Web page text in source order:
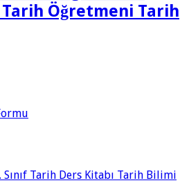
Öğretmeni Tarih
Sınıf Tarih Ders Kitabı Tarih Bilimi